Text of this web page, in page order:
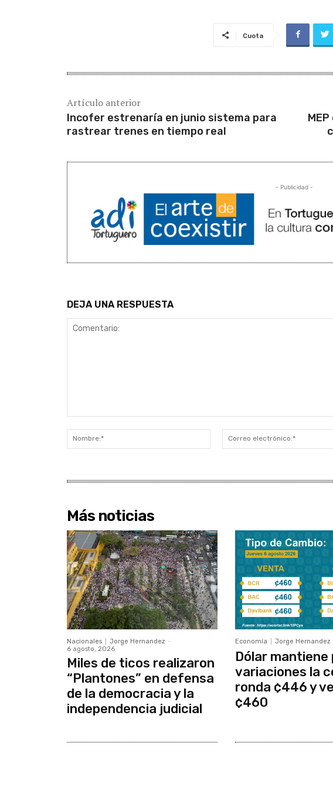
Cuota
Artículo anterior
Incofer estrenaría en junio sistema para
rastrear trenes en tiempo real
- Publicidad -
DEJA UNA RESPUESTA
Nombre:*
Más noticias
Nacionales Jorge Hernandez -
6 agosto, 2026
Miles de ticos realizaron
“Plantones” en defensa
de la democracia y la
independencia judicial
Economía Jorge Hernandez
Dólar mantiene
variaciones la
ronda ¢446 y
¢460